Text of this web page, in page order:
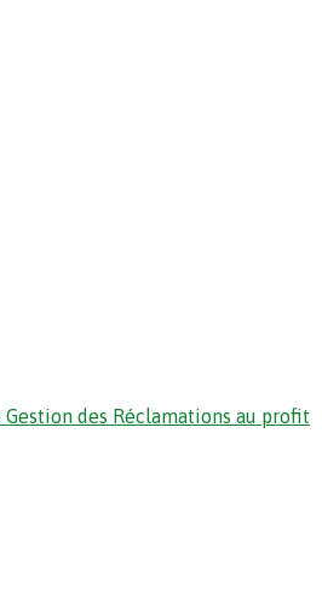
des Réclamations au profit